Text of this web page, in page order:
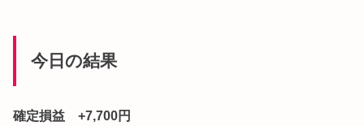
今日の結果
確定損益 +7,700円